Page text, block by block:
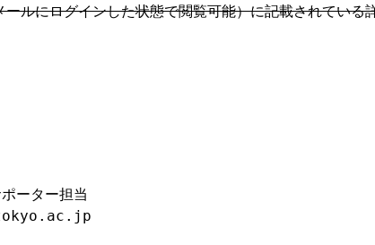
ールにログインした状態で閲覧可能）に記載されてい
ーター担当